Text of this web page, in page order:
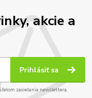
akcie a
Prihlásiť sa
zasielania newslettera.